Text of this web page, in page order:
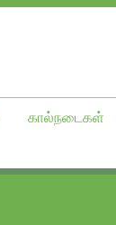
கால்நடைகள்